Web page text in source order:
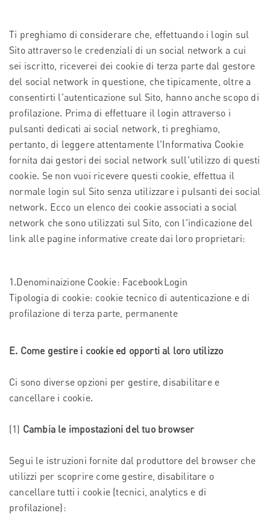
Ti preghiamo di considerare che, effettuando i login sul
Sito attraverso le credenziali di un social network a cui
sei iscritto, riceverei dei cookie di terza parte dal gestore
del social network in questione, che tipicamente, oltre a
consentirti l'autenticazione sul Sito, hanno anche scopo di
profilazione. Prima di effettuare il login attraverso i
pulsanti dedicati ai social network, ti preghiamo,
pertanto, di leggere attentamente l'Informativa Cookie
fornita dai gestori dei social network sull'utilizzo di questi
cookie. Se non vuoi ricevere questi cookie, effettua il
normale login sul Sito senza utilizzare i pulsanti dei social
network. Ecco un elenco dei cookie associati a social
network che sono utilizzati sul Sito, con l'indicazione del
link alle pagine informative create dai loro proprietari:
1.Denominaizione Cookie: FacebookLogin
Tipologia di cookie: cookie tecnico di autenticazione e di
profilazione di terza parte, permanente
E. Come gestire i cookie ed opporti al loro utilizzo
Ci sono diverse opzioni per gestire, disabilitare e
cancellare i cookie.
(1) Cambia le impostazioni del tuo browser
Segui le istruzioni fornite dal produttore del browser che
utilizzi per scoprire come gestire, disabilitare o
cancellare tutti i cookie (tecnici, analytics e di
profilazione):